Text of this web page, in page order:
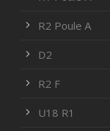
R2 Poule A
D2
R2 F
U18 R1